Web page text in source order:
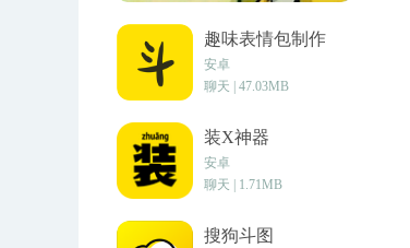
辑工具 这款工具支
单好上手。 高清导
一站式视频处理平
专业创作者都适用
视频添加字幕这两
理与人工协助两种
成完成后，您可以
去除水印等。 可以
趣味表情包制作
安卓
聊天 | 47.03MB
装X神器
安卓
聊天 | 1.71MB
搜狗斗图